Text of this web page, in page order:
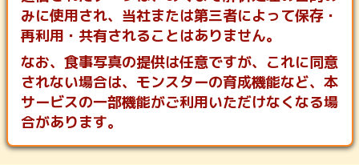
みに使用され、当社または第三者によって保存・
再利用・共有されることはありません。
なお、食事写真の提供は任意ですが、これに同意
されない場合は、モンスターの育成機能など、本
サービスの一部機能がご利用いただけなくなる場
合があります。